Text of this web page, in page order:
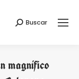
Buscar:
Buscar
magnífico